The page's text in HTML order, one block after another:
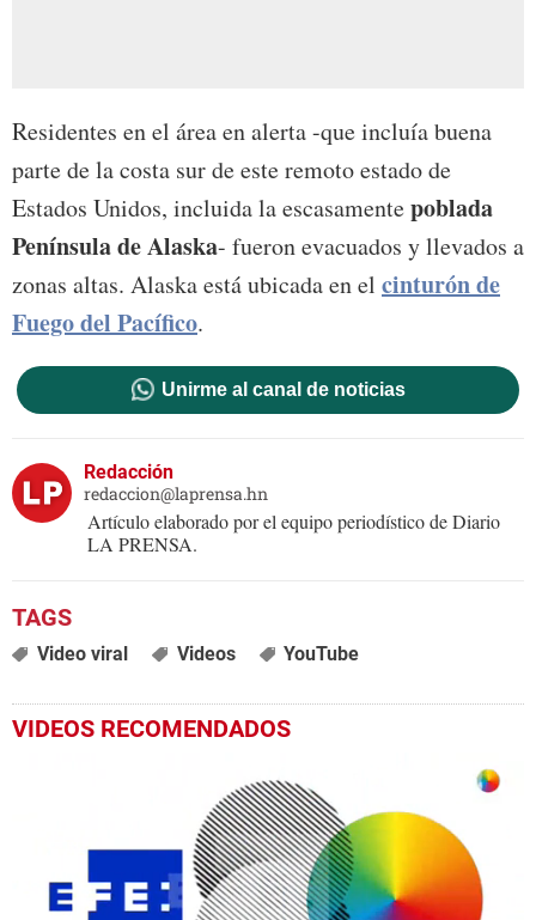
Residentes en el área en alerta -que incluía buena
parte de la costa sur de este remoto estado de
Estados Unidos, incluida la escasamentepoblada
Península de Alaska- fueron evacuados y llevados a
zonas altas. Alaska está ubicada en el cinturón de
Fuego del Pacífico.
Unirme al canal de noticias
Redacción
redaccion@laprensa.hn
Artículo elaborado por el equipo periodístico de Diario
LA PRENSA.
Video viral Videos YouTube
VIDEOS RECOMENDADOS